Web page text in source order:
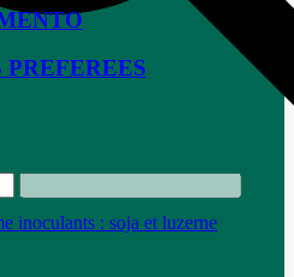
PREFEREES
inoculants : soja et luzerne